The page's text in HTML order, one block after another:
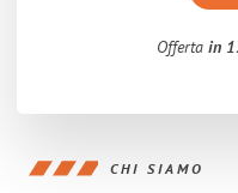
Offerta in
CHI SIAMO